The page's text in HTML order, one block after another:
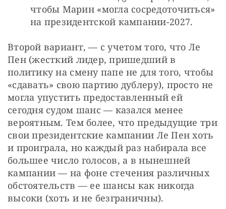
чтобы Марин «могла сосредоточиться»
на президентской кампании-2027.
Второй вариант, — с учетом того, что Ле
Пен (жесткий лидер, пришедший в
политику на смену папе не для того, чтобы
«сдавать» свою партию дублеру), просто не
могла упустить предоставленный ей
сегодня судом шанс — казался менее
вероятным. Тем более, что предыдущие три
свои президентские кампании Ле Пен хоть
и проиграла, но каждый раз набирала все
большее число голосов, а в нынешней
кампании — на фоне стечения различных
обстоятельств — ее шансы как никогда
высоки (хоть и не безграничны).